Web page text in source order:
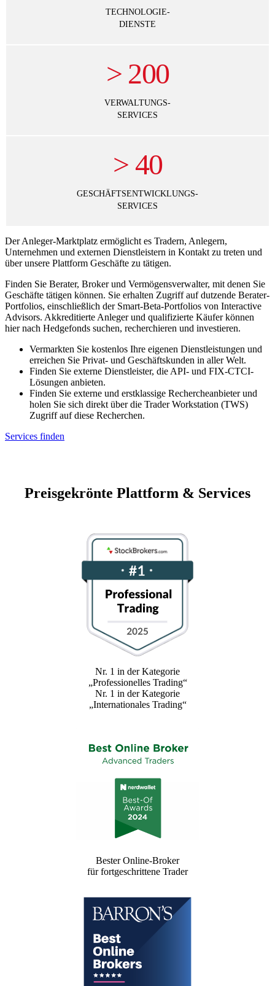
TECHNOLOGIE-
DIENSTE
> 200
VERWALTUNGS-
SERVICES
> 40
GESCHÄFTSENTWICKLUNGS-
SERVICES
Der Anleger-Marktplatz ermöglicht es Tradern, Anlegern,
Unternehmen und externen Dienstleistern in Kontakt zu treten und
über unsere Plattform Geschäfte zu tätigen.
Finden Sie Berater, Broker und Vermögensverwalter, mit denen Sie
Geschäfte tätigen können. Sie erhalten Zugriff auf dutzende Berater-
Portfolios, einschließlich der Smart-Beta-Portfolios von Interactive
Advisors. Akkreditierte Anleger und qualifizierte Käufer können
hier nach Hedgefonds suchen, recherchieren und investieren.
Vermarkten Sie kostenlos Ihre eigenen Dienstleistungen und
erreichen Sie Privat- und Geschäftskunden in aller Welt.
Finden Sie externe Dienstleister, die API- und FIX-CTCI-
Lösungen anbieten.
Finden Sie externe und erstklassige Rechercheanbieter und
holen Sie sich direkt über die Trader Workstation (TWS)
Zugriff auf diese Recherchen.
Services finden
Preisgekrönte Plattform & Services
Nr. 1 in der Kategorie
„Professionelles Trading“
Nr. 1 in der Kategorie
„Internationales Trading“
Bester Online-Broker
für fortgeschrittene Trader